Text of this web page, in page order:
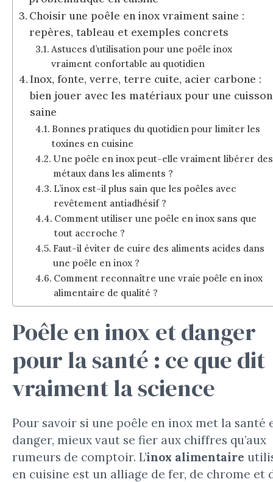
Choisir une poêle en inox vraiment saine :
repères, tableau et exemples concrets
Astuces d’utilisation pour une poêle inox
vraiment confortable au quotidien
Inox, fonte, verre, terre cuite, acier carbone :
bien jouer avec les matériaux pour une cuisson
saine
Bonnes pratiques du quotidien pour limiter les
toxines en cuisine
Une poêle en inox peut-elle vraiment libérer des
métaux dans les aliments ?
L’inox est-il plus sain que les poêles avec
revêtement antiadhésif ?
Comment utiliser une poêle en inox sans que
tout accroche ?
Faut-il éviter de cuire des aliments acides dans
une poêle en inox ?
Comment reconnaître une vraie poêle en inox
alimentaire de qualité ?
Poêle en inox et danger
pour la santé : ce que dit
vraiment la science
Pour savoir si une poêle en inox met la santé
danger, mieux vaut se fier aux chiffres qu’aux
rumeurs de comptoir. L’inox alimentaire
en cuisine est un alliage de fer, de chrome et